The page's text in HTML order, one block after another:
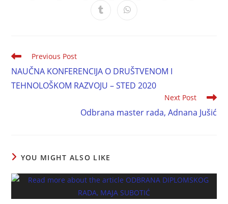
Previous Post
NAUČNA KONFERENCIJA O DRUŠTVENOM I
TEHNOLOŠKOM RAZVOJU – STED 2020
Next Post
Odbrana master rada, Adnana Jušić
YOU MIGHT ALSO LIKE